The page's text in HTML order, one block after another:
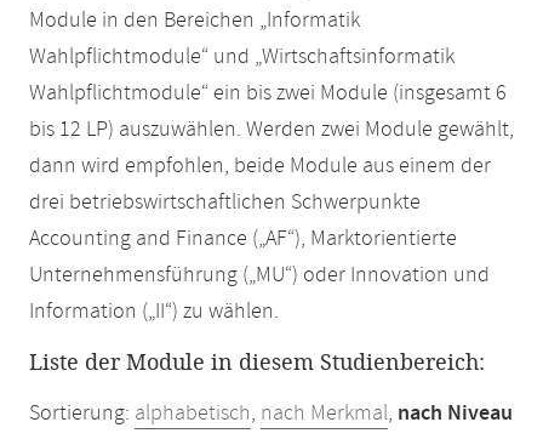
Module in den Bereichen „Informatik
Wahlpflichtmodule“ und „Wirtschaftsinformatik
Wahlpflichtmodule“ ein bis zwei Module (insgesamt 6
bis 12 LP) auszuwählen. Werden zwei Module gewählt,
dann wird empfohlen, beide Module aus einem der
drei betriebswirtschaftlichen Schwerpunkte
Accounting and Finance („AF“), Marktorientierte
Unternehmensführung („MU“) oder Innovation und
Information („II“) zu wählen.
Liste der Module in diesem Studienbereich:
Sortierung: alphabetisch, nach Merkmal, nach Niveau